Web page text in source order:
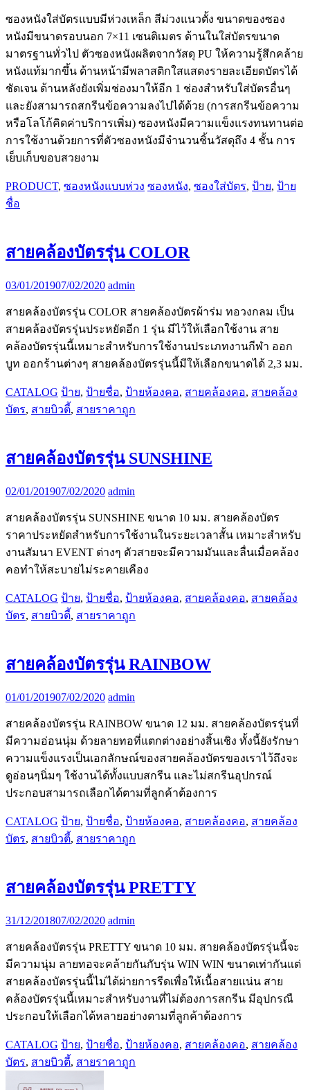
ซองหนังใส่บัตรแบบมีห่วงเหล็ก สีม่วงแนวตั้ง ขนาดของซอง
หนังมีขนาดรอบนอก 7×11 เซนติเมตร ด้านในใส่บัตรขนาด
มาตรฐานทั่วไป ตัวซองหนังผลิตจากวัสดุ PU ให้ความรู้สึกคล้าย
หนังแท้มากขึ้น ด้านหน้ามีพลาสติกใสแสดงรายละเอียดบัตรได้
ชัดเจน ด้านหลังยังเพิ่มช่องมาให้อีก 1 ช่องสำหรับใส่บัตรอื่นๆ
และยังสามารถสกรีนข้อความลงไปได้ด้วย (การสกรีนข้อความ
หรือโลโก้คิดค่าบริการเพิ่ม) ซองหนังมีความแข็งแรงทนทานต่อ
การใช้งานด้วยการที่ตัวซองหนังมีจำนวนชิ้นวัสดุถึง 4 ชั้น การ
เย็บเก็บขอบสวยงาม
PRODUCT, ซองหนังแบบห่วง ซองหนัง, ซองใส่บัตร, ป้าย, ป้าย
ชื่อ
สายคล้องบัตรรุ่น COLOR
03/01/201907/02/2020 admin
สายคล้องบัตรรุ่น COLOR สายคล้องบัตรผ้าร่ม ทอวงกลม เป็น
สายคล้องบัตรรุ่นประหยัดอีก 1 รุ่น มีไว้ให้เลือกใช้งาน สาย
คล้องบัตรรุ่นนี้เหมาะสำหรับการใช้งานประเภทงานกีฬา ออก
บูท ออกร้านต่างๆ สายคล้องบัตรรุ่นนี้มีให้เลือกขนาดได้ 2,3 มม.
CATALOG ป้าย, ป้ายชื่อ, ป้ายห้องคอ, สายคล้องคอ, สายคล้อง
บัตร, สายบิวตี้, สายราคาถูก
สายคล้องบัตรรุ่น SUNSHINE
02/01/201907/02/2020 admin
สายคล้องบัตรรุ่น SUNSHINE ขนาด 10 มม. สายคล้องบัตร
ราคาประหยัดสำหรับการใช้งานในระยะเวลาสั้น เหมาะสำหรับ
งานสัมนา EVENT ต่างๆ ตัวสายจะมีความมันและลื่นเมื่อคล้อง
คอทำให้สะบายไม่ระคายเคือง
CATALOG ป้าย, ป้ายชื่อ, ป้ายห้องคอ, สายคล้องคอ, สายคล้อง
บัตร, สายบิวตี้, สายราคาถูก
สายคล้องบัตรรุ่น RAINBOW
01/01/201907/02/2020 admin
สายคล้องบัตรรุ่น RAINBOW ขนาด 12 มม. สายคล้องบัตรรุ่นที่
มีความอ่อนนุ่ม ด้วยลายทอที่แตกต่างอย่างสิ้นเชิง ทั้งนี้ยังรักษา
ความแข็งแรงเป็นเอกลักษณ์ของสายคล้องบัตรของเราไว้ถึงจะ
ดูอ่อนๆนิ่มๆ ใช้งานได้ทั้งแบบสกรีน และไม่สกรีนอุปกรณ์
ประกอบสามารถเลือกได้ตามที่ลูกค้าต้องการ
CATALOG ป้าย, ป้ายชื่อ, ป้ายห้องคอ, สายคล้องคอ, สายคล้อง
บัตร, สายบิวตี้, สายราคาถูก
สายคล้องบัตรรุ่น PRETTY
31/12/201807/02/2020 admin
สายคล้องบัตรรุ่น PRETTY ขนาด 10 มม. สายคล้องบัตรรุ่นนี้จะ
มีความนุ่ม ลายทอจะคล้ายกันกับรุ่น WIN WIN ขนาดเท่ากันแต่
สายคล้องบัตรรุ่นนี้ไม่ได้ผ่ายการรีดเพื่อให้เนื้อสายแน่น สาย
คล้องบัตรรุ่นนี้เหมาะสำหรับงานที่ไม่ต้องการสกรีน มีอุปกรณื
ประกอบให้เลือกได้หลายอย่างตามที่ลูกค้าต้องการ
CATALOG ป้าย, ป้ายชื่อ, ป้ายห้องคอ, สายคล้องคอ, สายคล้อง
บัตร, สายบิวตี้, สายราคาถูก